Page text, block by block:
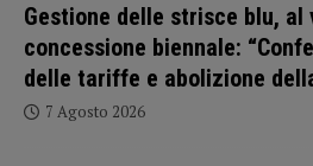
Gestione delle strisce blu, al
concessione biennale:
delle tariffe e abolizione
7 Agosto 2026